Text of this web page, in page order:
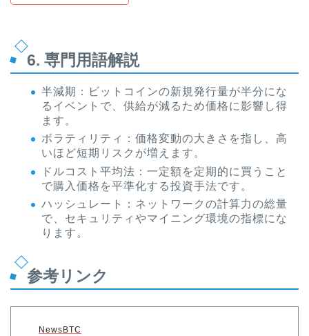
6. 専門用語解説
半減期：ビットコインの新規発行量が半分にな
るイベントで、供給が減るため価格に影響し得
ます。
ボラティリティ：価格変動の大きさを指し、高
いほど短期リスクが増えます。
ドルコスト平均法：一定額を定期的に買うこと
で購入価格を平準化する投資手法です。
ハッシュレート：ネットワークの計算力の総量
で、セキュリティやマイニング環境の指標にな
ります。
参考リンク
NewsBTC